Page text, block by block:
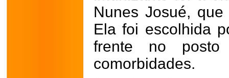
Nunes Josué,
Ela foi escolhida
frente no
comorbidades.